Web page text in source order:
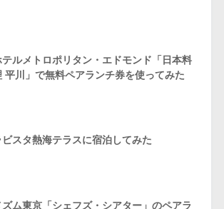
テルメトロポリタン・エドモンド「日本料
平川」で無料ペアランチ券を使ってみた
ビスタ熱海テラスに宿泊してみた
ズム東京「シェフズ・シアター」のペアラ